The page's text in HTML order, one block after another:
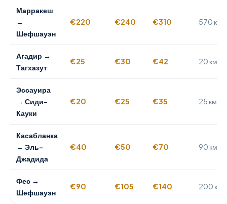
Марракеш
→
Шефшауэн
€220 €240 €310 570 км
Агадир →
Тагхазут
€25 €30 €42 20 км
Эссауира
→ Сиди-
Кауки
€20 €25 €35 25 км
Касабланка
→ Эль-
Джадида
€40 €50 €70 90 км
Фес →
Шефшауэн
€90 €105 €140 200 км